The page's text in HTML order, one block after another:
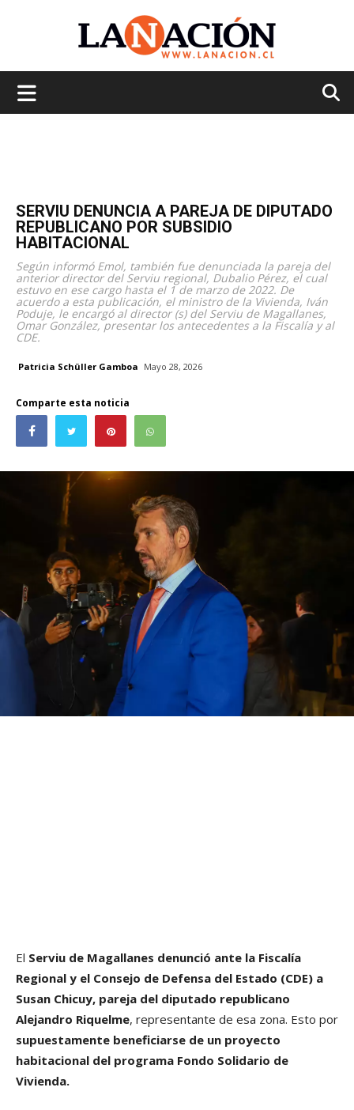
SERVIU DENUNCIA A PAREJA DE DIPUTADO
REPUBLICANO POR SUBSIDIO
HABITACIONAL
Según informó Emol, también fue denunciada la pareja del
anterior director del Serviu regional, Dubalio Pérez, el cual
estuvo en ese cargo hasta el 1 de marzo de 2022. De
acuerdo a esta publicación, el ministro de la Vivienda, Iván
Poduje, le encargó al director (s) del Serviu de Magallanes,
Omar González, presentar los antecedentes a la Fiscalía y al
CDE.
Patricia Schüller Gamboa Mayo 28, 2026
Comparte esta noticia
El Serviu de Magallanes denunció ante la Fiscalía
Regional y el Consejo de Defensa del Estado (CDE) a
Susan Chicuy, pareja del diputado republicano
Alejandro Riquelme, representante de esa zona. Esto por
supuestamente beneficiarse de un proyecto
habitacional del programa Fondo Solidario de
Vivienda.